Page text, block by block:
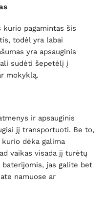
kurio pagamintas šis
todėl yra labai
yra apsauginis
sudėti šepetėlį į
mokyklą.
ir apsauginis
jį transportuoti. Be to,
dėka galima
vaikas visada jį turėtų
jas galite bet
namuose ar